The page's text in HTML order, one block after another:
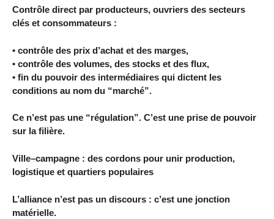
Contrôle direct par producteurs, ouvriers des secteurs
clés et consommateurs :
• contrôle des prix d’achat et des marges,
• contrôle des volumes, des stocks et des flux,
• fin du pouvoir des intermédiaires qui dictent les
conditions au nom du “marché”.
Ce n’est pas une “régulation”. C’est une prise de pouvoir
sur la filière.
Ville–campagne : des cordons pour unir production,
logistique et quartiers populaires
L’alliance n’est pas un discours : c’est une jonction
matérielle.